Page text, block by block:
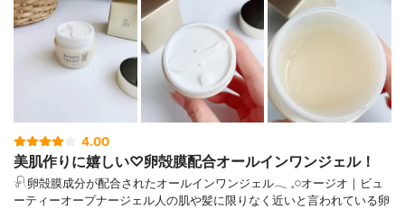
4.00
美肌作りに嬉しい♡卵殻膜配合オールインワンジェル！
𓍯卵殻膜成分が配合されたオールインワンジェル𓂃 𓈒𓏸オージオ｜ビュ
ーティーオープナージェル人の肌や髪に限りなく近いと言われている卵